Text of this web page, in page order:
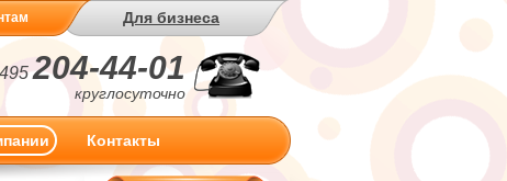
Для бизнеса
204-44-01
круглосуточно
Контакты